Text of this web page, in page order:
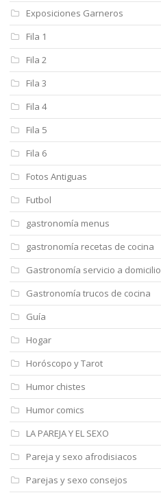
Exposiciones Garneros
Fila 1
Fila 2
Fila 3
Fila 4
Fila 5
Fila 6
Fotos Antiguas
Futbol
gastronomía menus
gastronomía recetas de cocina
Gastronomía servicio a domicilio
Gastronomía trucos de cocina
Guía
Hogar
Horóscopo y Tarot
Humor chistes
Humor comics
LA PAREJA Y EL SEXO
Pareja y sexo afrodisiacos
Parejas y sexo consejos